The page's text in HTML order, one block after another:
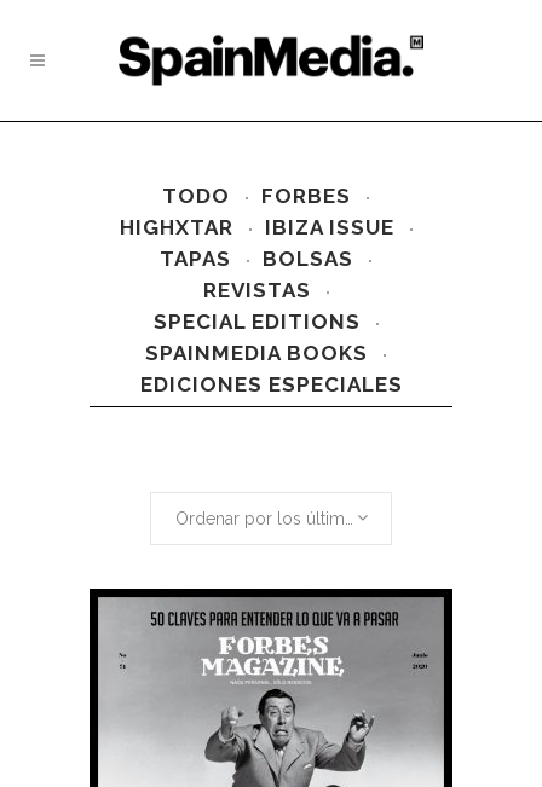
TODO
FORBES
HIGHXTAR
IBIZA ISSUE
TAPAS
BOLSAS
REVISTAS
SPECIAL EDITIONS
SPAINMEDIA BOOKS
EDICIONES ESPECIALES